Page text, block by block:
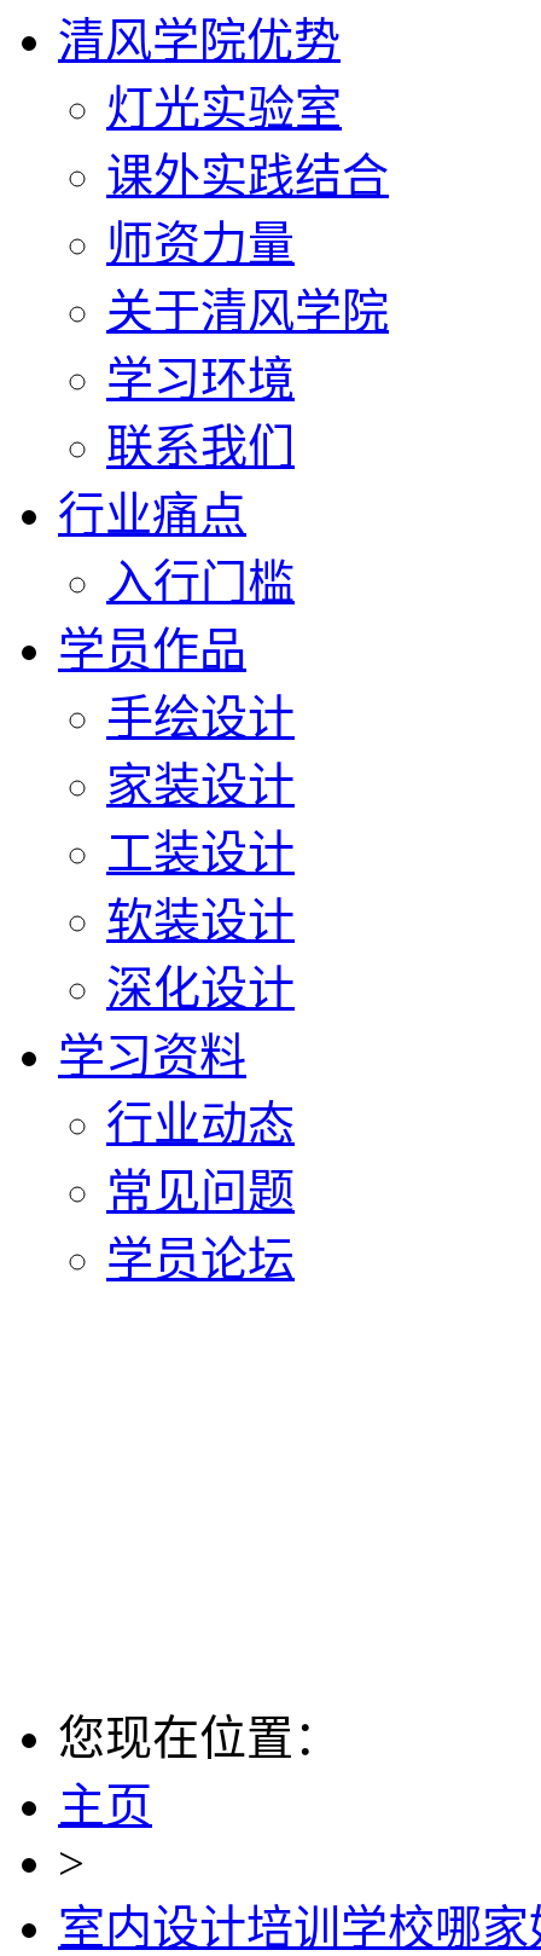
清风学院优势
灯光实验室
课外实践结合
师资力量
关于清风学院
学习环境
联系我们
行业痛点
入行门槛
学员作品
手绘设计
家装设计
工装设计
软装设计
深化设计
学习资料
行业动态
常见问题
学员论坛
您现在位置：
主页
>
室内设计培训学校哪家